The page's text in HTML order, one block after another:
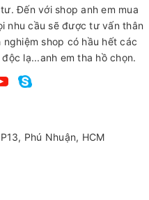
Đến với shop anh em mua
nhu cầu sẽ được tư vấn thân
shop có hầu hết các
lạ...anh em tha hồ chọn.
Phú Nhuận, HCM